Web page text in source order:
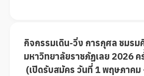
กิจกรรมเดิน-วิ่ง การกุศล ชมรม
มหาวิทยาลัยราชภัฏเลย 2026 ค
(เปิดรับสมัคร วันที่ 1 พฤษภาคม